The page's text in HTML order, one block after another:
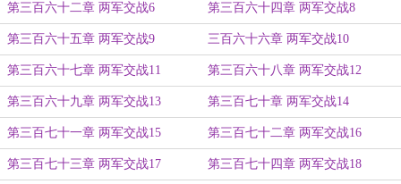
第三百六十二章 两军交战6 第三百六十四章 两军交战8
第三百六十五章 两军交战9 三百六十六章 两军交战10
第三百六十七章 两军交战11 第三百六十八章 两军交战12
第三百六十九章 两军交战13 第三百七十章 两军交战14
第三百七十一章 两军交战15 第三百七十二章 两军交战16
第三百七十三章 两军交战17 第三百七十四章 两军交战18